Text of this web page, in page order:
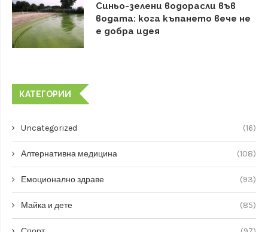
Синьо-зелени водорасли във
водата: кога къпането вече не
е добра идея
КАТЕГОРИИ
Uncategorized (16)
Алтернативна медицина (108)
Емоционално здраве (93)
Майка и дете (85)